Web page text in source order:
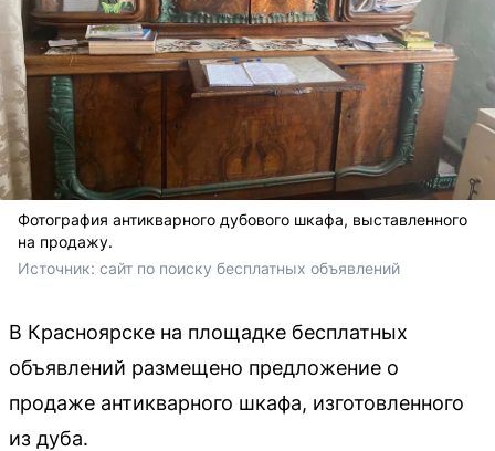
Фотография антикварного дубового шкафа, выставленного
на продажу.
Источник: сайт по поиску бесплатных объявлений
В Красноярске на площадке бесплатных
объявлений размещено предложение о
продаже антикварного шкафа, изготовленного
из дуба.